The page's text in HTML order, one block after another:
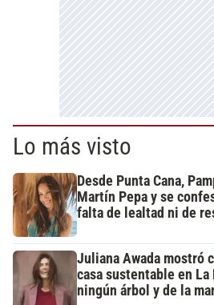
Lo más visto
Desde Punta Cana,
Martín Pepa y se
falta de lealtad ni de
Juliana Awada mostró
casa sustentable en
ningún árbol y de la